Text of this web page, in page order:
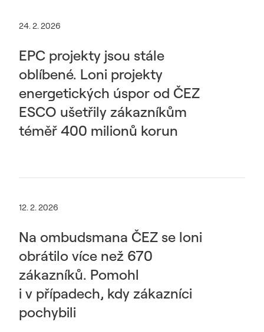
24. 2. 2026
EPC projekty jsou stále
oblíbené. Loni projekty
energetických úspor od ČEZ
ESCO ušetřily zákazníkům
téměř 400 milionů korun
12. 2. 2026
Na ombudsmana ČEZ se loni
obrátilo více než 670
zákazníků. Pomohl
i v případech, kdy zákazníci
pochybili